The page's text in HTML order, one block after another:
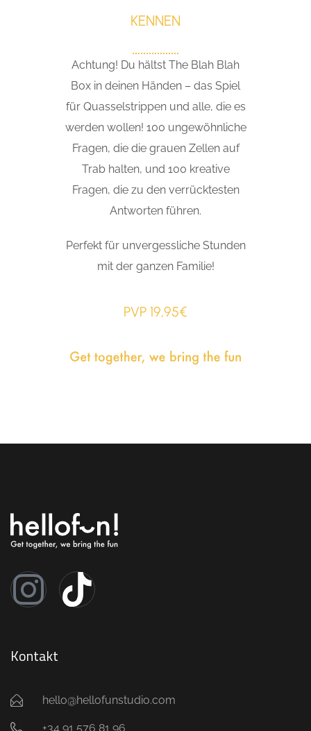
KENNEN
Achtung! Du hältst The Blah Blah
Box in deinen Händen – das Spiel
für Quasselstrippen und alle, die es
werden wollen! 100 ungewöhnliche
Fragen, die die grauen Zellen auf
Trab halten, und 100 kreative
Fragen, die zu den verrücktesten
Antworten führen.
Perfekt für unvergessliche Stunden
mit der ganzen Familie!
PVP 19,95€
Kontakt
hello@hellofunstudio.com
+34 91 576 81 96